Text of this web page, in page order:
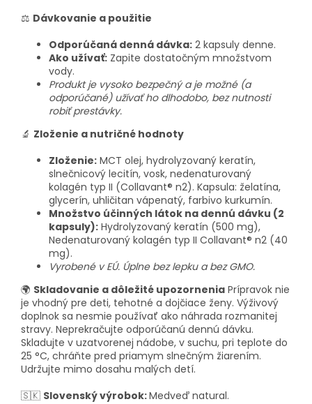
⚖️ Dávkovanie a použitie
Odporúčaná denná dávka: 2 kapsuly denne.
Ako užívať: Zapite dostatočným množstvom
vody.
Produkt je vysoko bezpečný a je možné (a
odporúčané) užívať ho dlhodobo, bez nutnosti
robiť prestávky.
🔬 Zloženie a nutričné hodnoty
Zloženie: MCT olej, hydrolyzovaný keratín,
slnečnicový lecitín, vosk, nedenaturovaný
kolagén typ II (Collavant® n2). Kapsula: želatína,
glycerín, uhličitan vápenatý, farbivo kurkumín.
Množstvo účinných látok na dennú dávku (2
kapsuly): Hydrolyzovaný keratín (500 mg),
Nedenaturovaný kolagén typ II Collavant® n2 (40
mg).
Vyrobené v EÚ. Úplne bez lepku a bez GMO.
🌍 Skladovanie a dôležité upozornenia Prípravok nie
je vhodný pre deti, tehotné a dojčiace ženy. Výživový
doplnok sa nesmie používať ako náhrada rozmanitej
stravy. Neprekračujte odporúčanú dennú dávku.
Skladujte v uzatvorenej nádobe, v suchu, pri teplote do
25 °C, chráňte pred priamym slnečným žiarením.
Udržujte mimo dosahu malých detí.
🇸🇰 Slovenský výrobok:Medveď natural.